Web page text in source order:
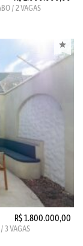
/ 2 VAGAS
R$ 1.800.000,00
3 VAGAS